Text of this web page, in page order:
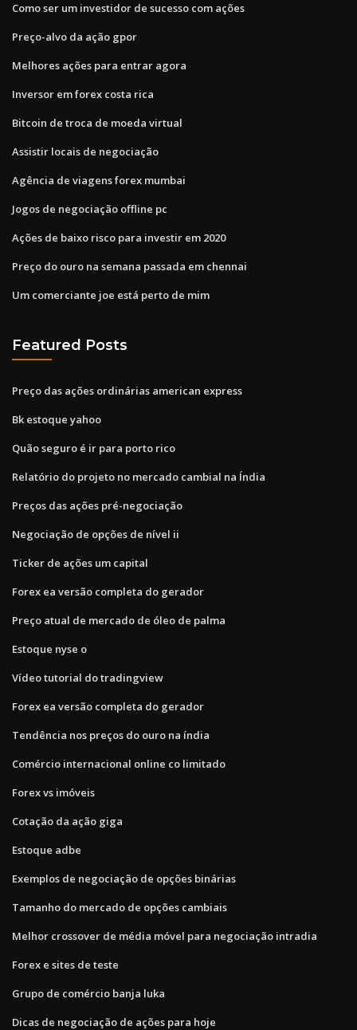
Como ser um investidor de sucesso com ações
Preço-alvo da ação gpor
Melhores ações para entrar agora
Inversor em forex costa rica
Bitcoin de troca de moeda virtual
Assistir locais de negociação
Agência de viagens forex mumbai
Jogos de negociação offline pc
Ações de baixo risco para investir em 2020
Preço do ouro na semana passada em chennai
Um comerciante joe está perto de mim
Featured Posts
Preço das ações ordinárias american express
Bk estoque yahoo
Quão seguro é ir para porto rico
Relatório do projeto no mercado cambial na Índia
Preços das ações pré-negociação
Negociação de opções de nível ii
Ticker de ações um capital
Forex ea versão completa do gerador
Preço atual de mercado de óleo de palma
Estoque nyse o
Vídeo tutorial do tradingview
Forex ea versão completa do gerador
Tendência nos preços do ouro na índia
Comércio internacional online co limitado
Forex vs imóveis
Cotação da ação giga
Estoque adbe
Exemplos de negociação de opções binárias
Tamanho do mercado de opções cambiais
Melhor crossover de média móvel para negociação intradia
Forex e sites de teste
Grupo de comércio banja luka
Dicas de negociação de ações para hoje